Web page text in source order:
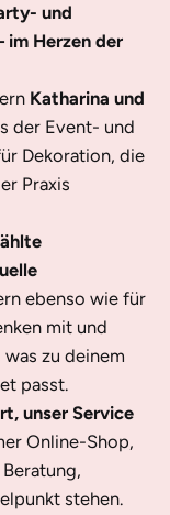
und
im Herzen der
Katharina und
der Event- und
Dekoration, die
Praxis
ebenso wie für
mit und
zu deinem
passt.
unser Service
Online-Shop,
stehen.